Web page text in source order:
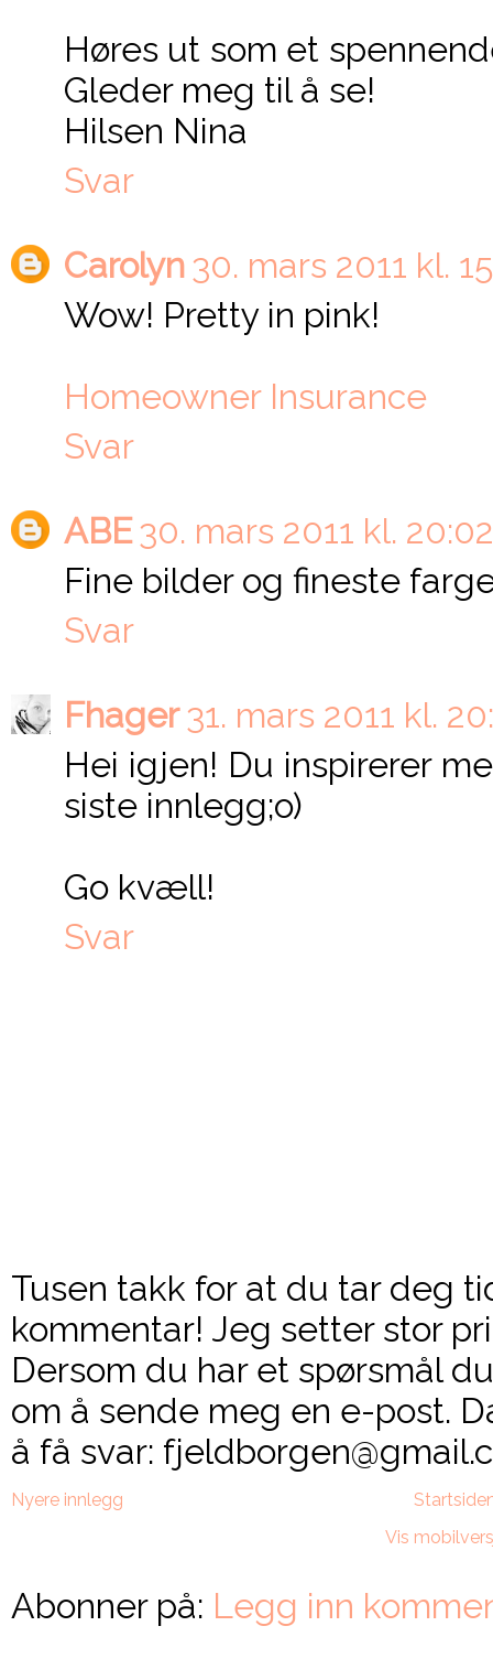
Høres ut som et
Gleder meg til å se!
Hilsen Nina
Svar
Carolyn30. mars 2011 kl.
Wow! Pretty in pink!
Homeowner Insurance
Svar
ABE30. mars 2011 kl. 20:02
Fine bilder og fineste
Svar
Fhager31. mars 2011 kl.
Hei igjen! Du inspirerer
siste innlegg;o)
Go kvæll!
Svar
Tusen takk for at du tar deg
kommentar! Jeg setter stor
Dersom du har et spørsmål
om å sende meg en e-post.
å få svar:
Nyere innlegg
Vis
Abonner på: Legg inn